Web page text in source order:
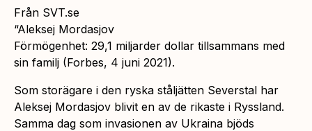
Från SVT.se
“Aleksej Mordasjov
Förmögenhet: 29,1 miljarder dollar tillsammans med
sin familj (Forbes, 4 juni 2021).
Som storägare i den ryska ståljätten Severstal har
Aleksej Mordasjov blivit en av de rikaste i Ryssland.
Samma dag som invasionen av Ukraina bjöds